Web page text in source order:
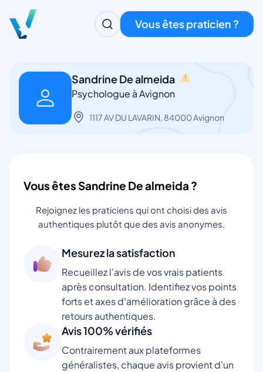
Vous êtes praticien ?
Sandrine De almeida
Psychologue à Avignon
1117 AV DU LAVARIN, 84000 Avignon
Vous êtes Sandrine De almeida ?
Rejoignez les praticiens qui ont choisi des avis
authentiques plutôt que des avis anonymes.
Mesurez la satisfaction
Recueillez l'avis de vos vrais patients
après consultation. Identifiez vos points
forts et axes d'amélioration grâce à des
retours authentiques.
Avis 100% vérifiés
Contrairement aux plateformes
généralistes, chaque avis provient d'un